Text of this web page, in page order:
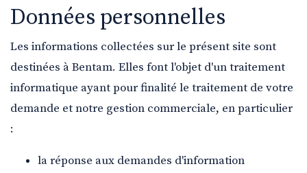
Données personnelles
Les informations collectées sur le présent site sont
destinées à Bentam. Elles font l'objet d'un traitement
informatique ayant pour finalité le traitement de votre
demande et notre gestion commerciale, en particulier
:
la réponse aux demandes d'information